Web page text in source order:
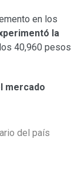
en los
la
40,960 pesos
mercado
del país